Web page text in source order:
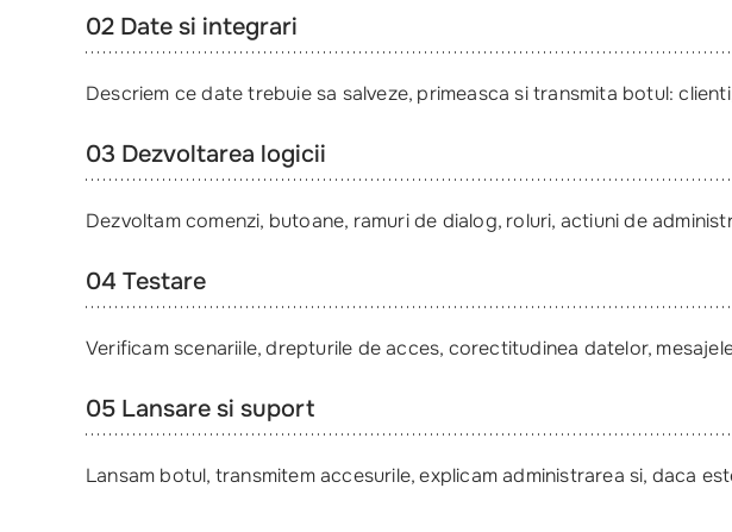
02 Date si integrari
Descriem ce date trebuie sa salveze, primeasca si transmita botul:
03 Dezvoltarea logicii
Dezvoltam comenzi, butoane, ramuri de dialog, roluri, actiuni de
04 Testare
Verificam scenariile, drepturile de acces, corectitudinea datelor,
05 Lansare si suport
Lansam botul, transmitem accesurile, explicam administrarea si, daca